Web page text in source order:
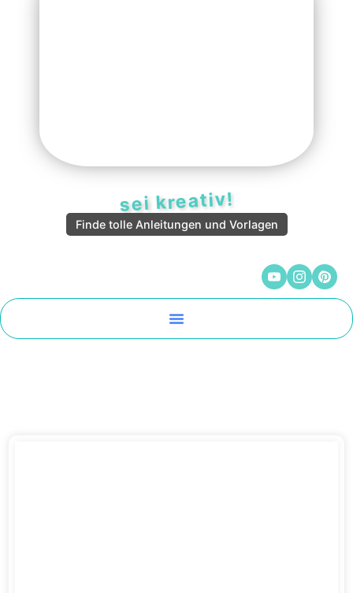
sei kreativ!
Finde tolle Anleitungen und Vorlagen